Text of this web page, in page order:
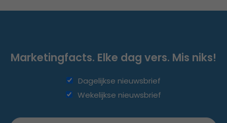
Marketingfacts. Elke dag vers. Mis niks!
Dagelijkse nieuwsbrief
Wekelijkse nieuwsbrief